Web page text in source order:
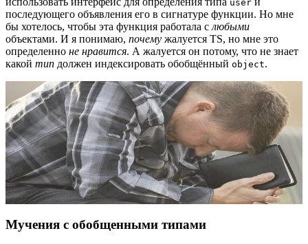
user
последующего объявления его в сигнатуре функции. Но мне
бы хотелось, чтобы эта функция работала с любыми
объектами. И я понимаю, почему жалуется TS, но мне это
определенно не нравится. А жалуется он потому, что не знает
какой тип должен индексировать обобщённый object.
Мучения с обобщенными типами